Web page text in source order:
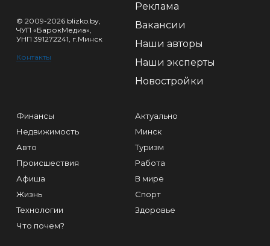
© 2009-2026 blizko.by,
ЧУП «БарокМедиа»,
УНП 391272241, г.Минск
Контакты
Реклама
Вакансии
Наши авторы
Наши эксперты
Новостройки
Финансы
Недвижимость
Авто
Происшествия
Афиша
Жизнь
Технологии
Что почем?
Актуально
Минск
Туризм
Работа
В мире
Спорт
Здоровье